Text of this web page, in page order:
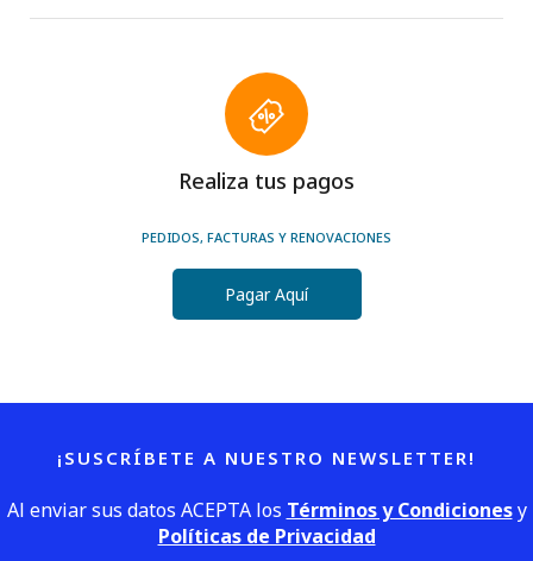
Realiza tus pagos
PEDIDOS, FACTURAS Y RENOVACIONES
Pagar Aquí
¡SUSCRÍBETE A NUESTRO NEWSLETTER!
Al enviar sus datos ACEPTA los Términos y Condicionesy
Políticas de Privacidad